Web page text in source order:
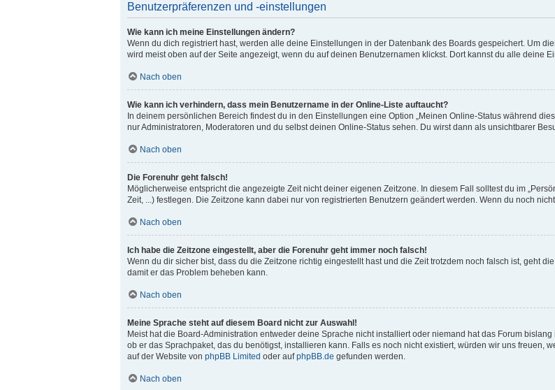
Benutzerpräferenzen und -einstellungen
Wie kann ich meine Einstellungen ändern?
Wenn du dich registriert hast, werden alle deine Einstellungen in der Datenbank des Boards gespeichert. Um
wird meist oben auf der Seite angezeigt, wenn du auf deinen Benutzernamen klickst. Dort kannst du alle deine
Nach oben
Wie kann ich verhindern, dass mein Benutzername in der Online-Liste auftaucht?
In deinem persönlichen Bereich findest du in den Einstellungen eine Option „Meinen Online-Status während
nur Administratoren, Moderatoren und du selbst deinen Online-Status sehen. Du wirst dann als unsichtbarer
Nach oben
Die Forenuhr geht falsch!
Möglicherweise entspricht die angezeigte Zeit nicht deiner eigenen Zeitzone. In diesem Fall solltest du im
Zeit, ...) festlegen. Die Zeitzone kann dabei nur von registrierten Benutzern geändert werden. Wenn du noch
Nach oben
Ich habe die Zeitzone eingestellt, aber die Forenuhr geht immer noch falsch!
Wenn du dir sicher bist, dass du die Zeitzone richtig eingestellt hast und die Zeit trotzdem noch falsch ist, geht
damit er das Problem beheben kann.
Nach oben
Meine Sprache steht auf diesem Board nicht zur Auswahl!
Meist hat die Board-Administration entweder deine Sprache nicht installiert oder niemand hat das Forum
ob er das Sprachpaket, das du benötigst, installieren kann. Falls es noch nicht existiert, würden wir uns freuen,
auf der Website von phpBB Limited oder aufphpBB.de gefunden werden.
Nach oben